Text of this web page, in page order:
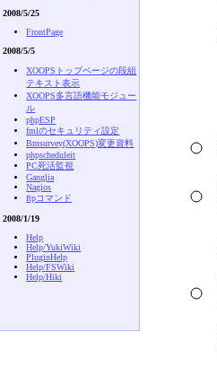
2008/5/25
FrontPage
2008/5/5
XOOPSトップページの段組
テキスト表示
XOOPS多言語機能モジュー
ル
phpESP
fmlのセキュリティ設定
Bmsurvey(XOOPS)変更資料
phpscheduleit
PC死活監視
Ganglia
Nagios
ftpコマンド
2008/1/19
Help
Help/YukiWiki
PluginHelp
Help/FSWiki
Help/Hiki